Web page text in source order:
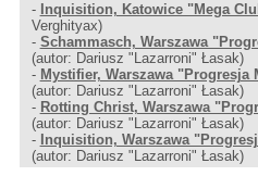
- Inquisition, Katowice "Mega
Verghityax)
- Schammasch, Warszawa
(autor: Dariusz "Lazarroni" Łasak)
- Mystifier, Warszawa "Progresja
(autor: Dariusz "Lazarroni" Łasak)
- Rotting Christ, Warszawa
(autor: Dariusz "Lazarroni" Łasak)
- Inquisition, Warszawa
(autor: Dariusz "Lazarroni" Łasak)